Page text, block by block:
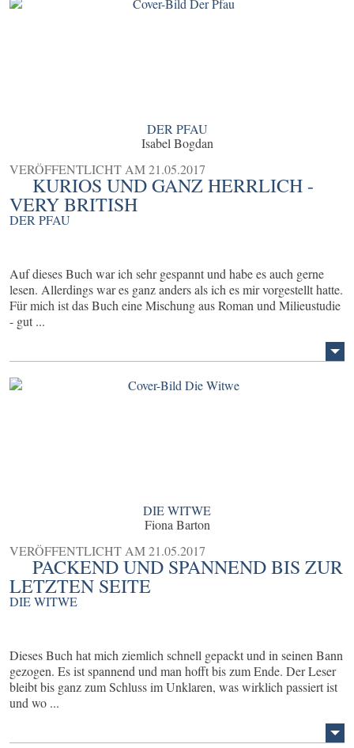
DER PFAU
Isabel Bogdan
VERÖFFENTLICHT AM21.05.2017
KURIOS UND GANZ HERRLICH -
VERY BRITISH
DER PFAU
Auf dieses Buch war ich sehr gespannt und habe es auch gerne
lesen. Allerdings war es ganz anders als ich es mir vorgestellt hatte.
Für mich ist das Buch eine Mischung aus Roman und Milieustudie
- gut ...
DIE WITWE
Fiona Barton
VERÖFFENTLICHT AM21.05.2017
PACKEND UND SPANNEND BIS ZUR
LETZTEN SEITE
DIE WITWE
Dieses Buch hat mich ziemlich schnell gepackt und in seinen Bann
gezogen. Es ist spannend und man hofft bis zum Ende. Der Leser
bleibt bis ganz zum Schluss im Unklaren, was wirklich passiert ist
und wo ...